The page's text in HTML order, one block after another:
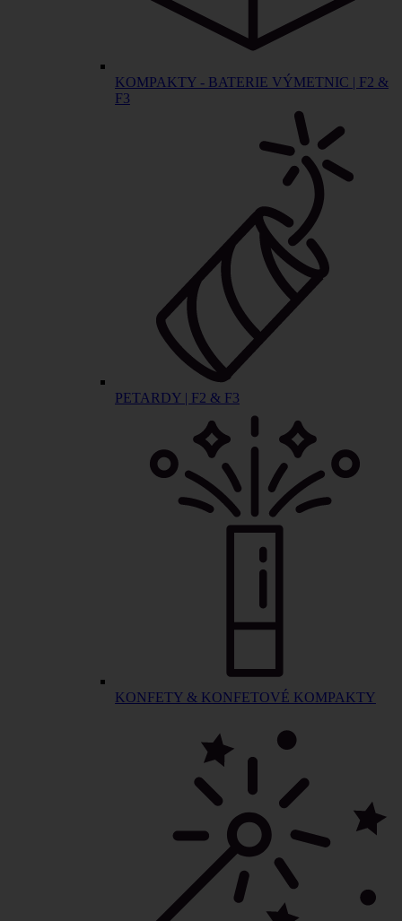
KOMPAKTY - BATERIE VÝMETNIC | F2 &
F3
PETARDY | F2 & F3
KONFETY & KONFETOVÉ KOMPAKTY